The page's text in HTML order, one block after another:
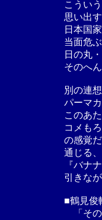
こうい
思い出
日本国
当面危
日の丸
そのへ
別の連
パーマ
このあ
コメも
の感覚
通じる
『バナ
引きな
■鶴見俊
「その